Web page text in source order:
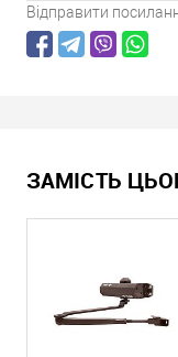
Відправити
ЗАМІСТЬ